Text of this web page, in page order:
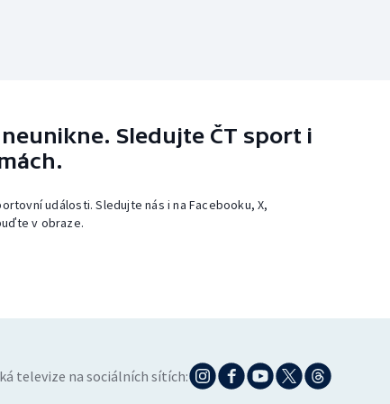
Sledujte ČT sport i
události. Sledujte nás i na Facebooku, X,
v obraze.
televize na sociálních sítích: